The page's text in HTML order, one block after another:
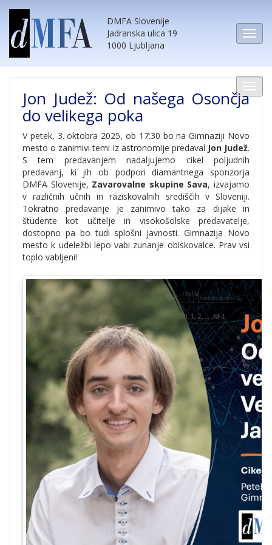
DMFA Slovenije
Jadranska ulica 19
1000 Ljubljana
Jon Judež: Od našega Osončja
do velikega poka
V petek, 3. oktobra 2025, ob 17:30 bo na Gimnaziji Novo
mesto o zanimivi temi iz astronomije predaval Jon Judež.
S tem predavanjem nadaljujemo cikel poljudnih
predavanj, ki jih ob podpori diamantnega sponzorja
DMFA Slovenije, Zavarovalne skupine Sava, izvajamo
v različnih učnih in raziskovalnih središčih v Sloveniji.
Tokratno predavanje je zanimivo tako za dijake in
študente kot učitelje in visokošolske predavatelje,
dostopno pa bo tudi splošni javnosti. Gimnazija Novo
mesto k udeležbi lepo vabi zunanje obiskovalce. Prav vsi
toplo vabljeni!